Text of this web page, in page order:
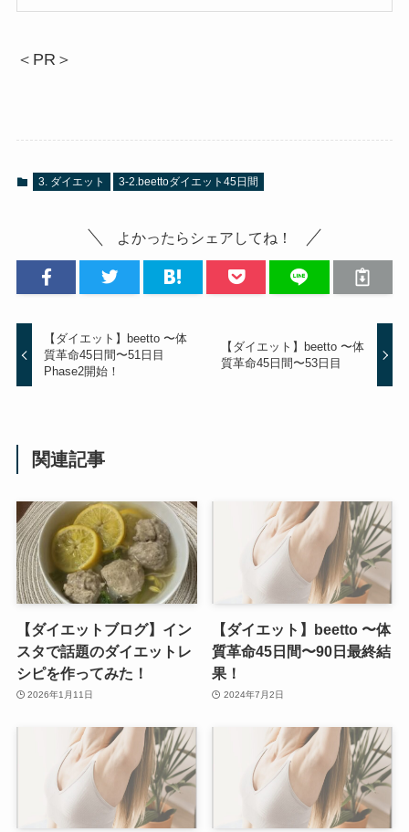
＜PR＞
3. ダイエット 3-2.beettoダイエット45日間
よかったらシェアしてね！
【ダイエット】beetto 〜体
質革命45日間〜51日目
Phase2開始！
【ダイエット】beetto 〜体
質革命45日間〜53日目
関連記事
【ダイエットブログ】イン
スタで話題のダイエットレ
シピを作ってみた！
2026年1月11日
【ダイエット】beetto 〜体
質革命45日間〜90日最終結
果！
2024年7月2日